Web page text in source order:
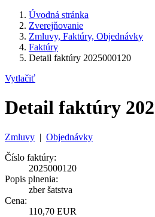
Úvodná stránka
Zverejňovanie
Zmluvy, Faktúry, Objednávky
Faktúry
Detail faktúry 2025000120
Vytlačiť
Detail faktúry
Zmluvy | Objednávky
Číslo faktúry:
2025000120
Popis plnenia:
zber šatstva
Cena:
110,70 EUR